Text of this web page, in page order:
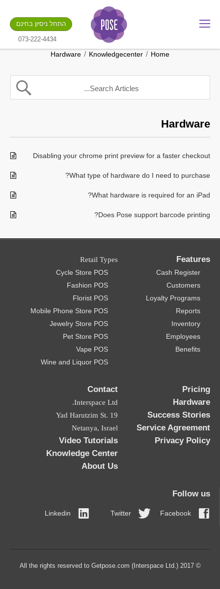
.gotpose.com
התחל ניסיון בחינם
073-222-4434
Home
/
Knowledgecenter
/
Hardware
Hardware
Disabling your chrome print preview for a faster checkout
What type of hardware do I need to purchase?
What hardware is required for an iPad?
Does Pose support barcode printing?
Features
Cash Register
Customers
Loyalty Programs
Reports
Inventory
Employees
Benefits
Retail Types
Cycle Store POS
Fashion POS
Florist POS
Mobile Phone Store POS
Jewelry Store POS
Pet Store POS
Vape POS
Wine and Liquor POS
Pricing
Hardware
Success Stories
Service Agreement
Privacy Policy
Contact
Interspace Ltd.
19 Yad Harutzim St.
Netanya, Israel
Video Tutorials
Knowledge Center
About Us
Follow us
Facebook
Twitter
Linkedin
© 2017 All the rights reserved to Getpose.com (Interspace Ltd.)